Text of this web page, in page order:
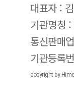
대표자 :
기관명칭
통신판매
기관등록
copyright by